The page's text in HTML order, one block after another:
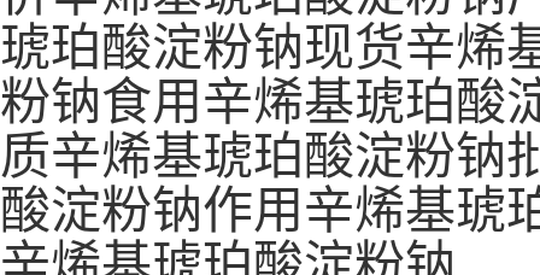
琥珀酸淀粉钠现货辛烯
粉钠食用辛烯基琥珀酸
质辛烯基琥珀酸淀粉钠
酸淀粉钠作用辛烯基琥